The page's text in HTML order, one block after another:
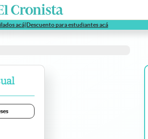
acáabre en nueva pestaña
|Descuento para estudiantes acáabre en nueva